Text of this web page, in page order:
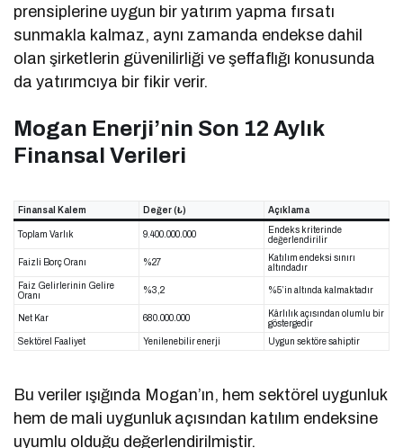
prensiplerine uygun bir yatırım yapma fırsatı
sunmakla kalmaz, aynı zamanda endekse dahil
olan şirketlerin güvenilirliği ve şeffaflığı konusunda
da yatırımcıya bir fikir verir.
Mogan Enerji’nin Son 12 Aylık
Finansal Verileri
Finansal Kalem Değer (₺) Açıklama
Toplam Varlık 9.400.000.000
Endeks kriterinde
değerlendirilir
Faizli Borç Oranı %27
Katılım endeksi sınırı
altındadır
Faiz Gelirlerinin Gelire
Oranı
%3,2 %5’in altında kalmaktadır
Net Kar 680.000.000
Kârlılık açısından olumlu bir
göstergedir
Sektörel Faaliyet
Yenilenebilir enerji Uygun sektöre sahiptir
Bu veriler ışığında Mogan’ın, hem sektörel uygunluk
hem de mali uygunluk açısından katılım endeksine
uyumlu olduğu değerlendirilmiştir.